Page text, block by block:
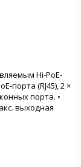
Hi-PoE-
порта (RJ45), 2 ×
порта. •
выходная